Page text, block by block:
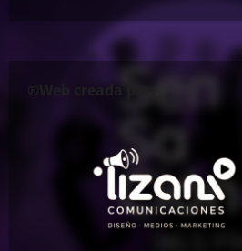
®Web creada por: